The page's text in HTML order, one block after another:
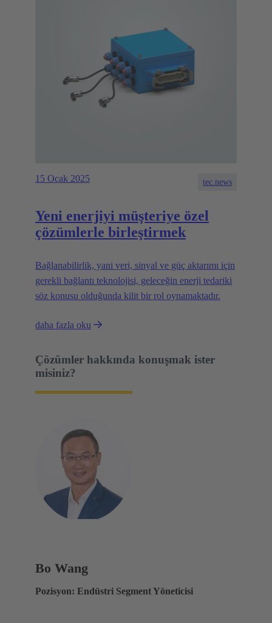
15 Ocak 2025 tec.news
Yeni enerjiyi müşteriye özel
çözümlerle birleştirmek
Bağlanabilirlik, yani veri, sinyal ve güç aktarımı için
gerekli bağlantı teknolojisi, geleceğin enerji tedariki
söz konusu olduğunda kilit bir rol oynamaktadır.
daha fazla oku
Çözümler hakkında konuşmak ister
misiniz?
Bo Wang
Pozisyon: Endüstri Segment Yöneticisi